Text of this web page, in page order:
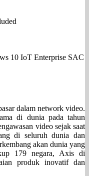
10 IoT Enterprise SAC
dalam network video.
di dunia pada tahun
video sejak saat
di seluruh dunia dan
akan dunia yang
179 negara, Axis di
produk inovatif dan